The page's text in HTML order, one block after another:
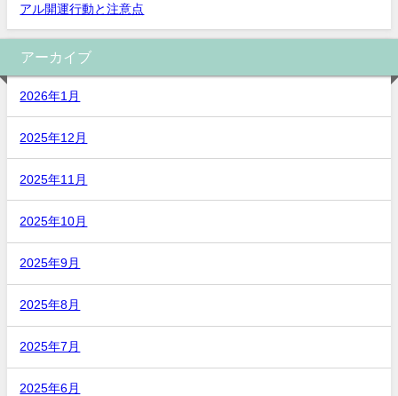
アル開運行動と注意点
アーカイブ
2026年1月
2025年12月
2025年11月
2025年10月
2025年9月
2025年8月
2025年7月
2025年6月